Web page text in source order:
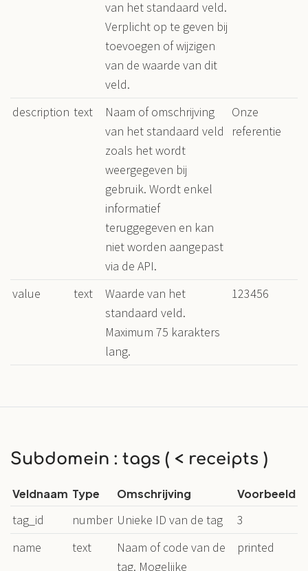
van het standaard veld.
Verplicht op te geven bij
toevoegen of wijzigen
van de waarde van dit
veld.
description text
Naam of omschrijving
van het standaard veld
zoals het wordt
weergegeven bij
gebruik. Wordt enkel
informatief
teruggegeven en kan
niet worden aangepast
via de API.
Onze
referentie
value text
Waarde van het
standaard veld.
Maximum 75 karakters
lang.
123456
Subdomein : tags ( < receipts )
Veldnaam Type Omschrijving Voorbeeld
tag_id number Unieke ID van de tag
3
name
text
Naam of code van de
tag. Mogelijke
printed